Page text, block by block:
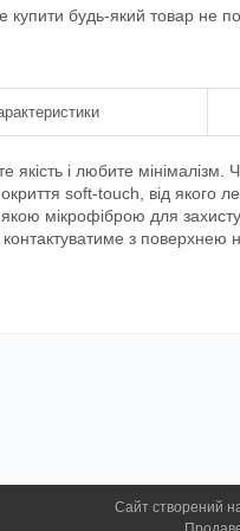
купити будь-який товар не
і любите мінімалізм.
soft-touch, від якого
мікрофіброю для
з поверхнею
Сайт створений